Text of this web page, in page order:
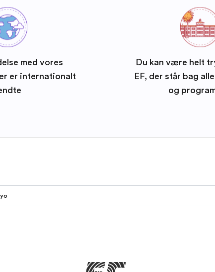
med vores
er internationalt
Du kan være helt
EF, der står bag
og